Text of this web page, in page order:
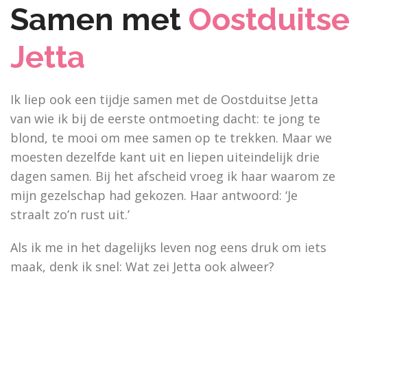
Samen met Oostduitse
Jetta
Ik liep ook een tijdje samen met de Oostduitse Jetta
van wie ik bij de eerste ontmoeting dacht: te jong te
blond, te mooi om mee samen op te trekken. Maar we
moesten dezelfde kant uit en liepen uiteindelijk drie
dagen samen. Bij het afscheid vroeg ik haar waarom ze
mijn gezelschap had gekozen. Haar antwoord: ‘Je
straalt zo’n rust uit.’
Als ik me in het dagelijks leven nog eens druk om iets
maak, denk ik snel: Wat zei Jetta ook alweer?